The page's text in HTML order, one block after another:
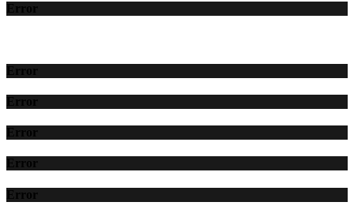
Error
Error
Error
Error
Error
Error